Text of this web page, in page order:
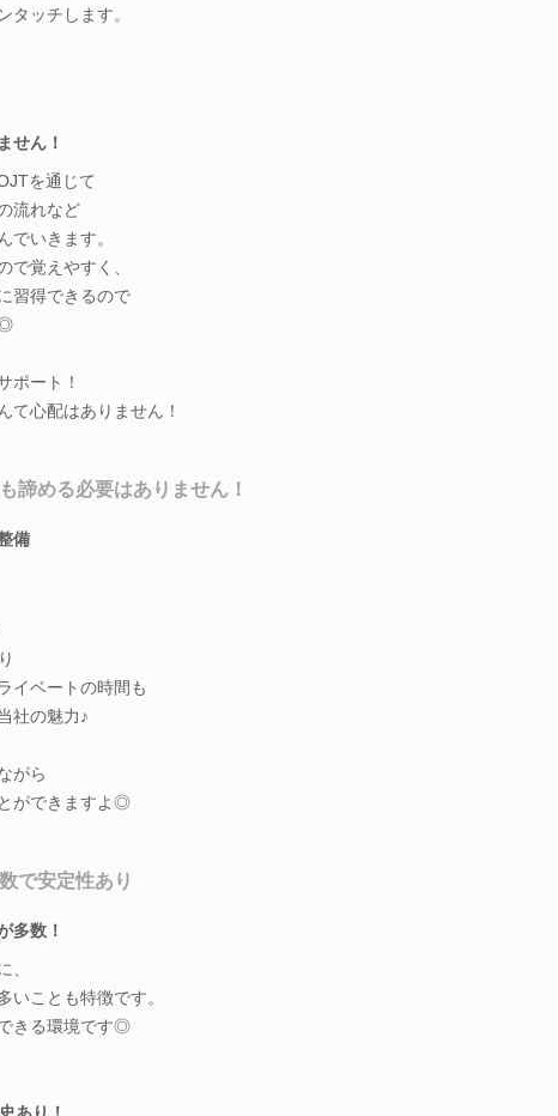
タッチします。
せん！
を通じて
流れなど
でいきます。
で覚えやすく、
習得できるので
◎
ポート！
て心配はありません！
諦める必要はありません！
備
イベートの時間も
社の魅力♪
がら
ができますよ◎
で安定性あり
多数！
、
いことも特徴です。
きる環境です◎
あり！